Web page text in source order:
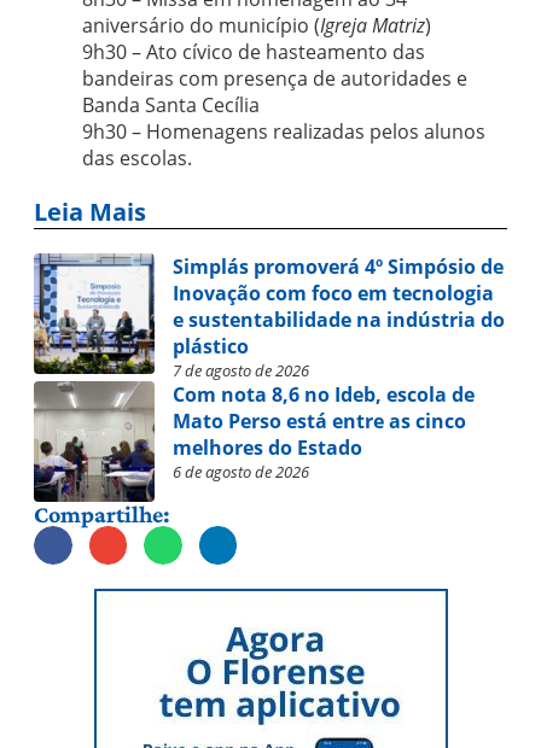
aniversário do município (Igreja Matriz)
9h30 – Ato cívico de hasteamento das
bandeiras com presença de autoridades e
Banda Santa Cecília
9h30 – Homenagens realizadas pelos alunos
das escolas.
Leia Mais
Simplás promoverá 4º Simpósio de
Inovação com foco em tecnologia
e sustentabilidade na indústria do
plástico
7 de agosto de 2026
Com nota 8,6 no Ideb, escola de
Mato Perso está entre as cinco
melhores do Estado
6 de agosto de 2026
Compartilhe: